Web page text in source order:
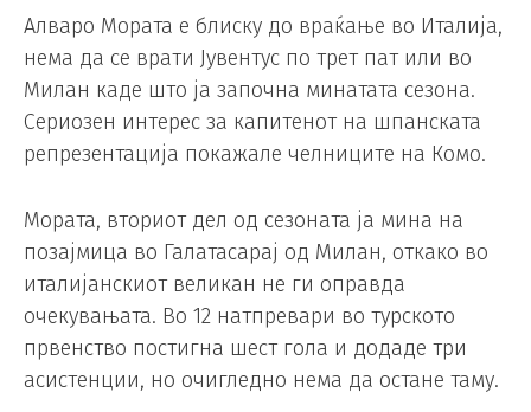
Алваро Мората е блиску до враќање во Италија,
нема да се врати Јувентус по трет пат или во
Милан каде што ја започна минатата сезона.
Сериозен интерес за капитенот на шпанската
репрезентација покажале челниците на Комо.
Мората, вториот дел од сезоната ја мина на
позајмица во Галатасарај од Милан, откако во
италијанскиот великан не ги оправда
очекувањата. Во 12 натпревари во турското
првенство постигна шест гола и додаде три
асистенции, но очигледно нема да остане таму.